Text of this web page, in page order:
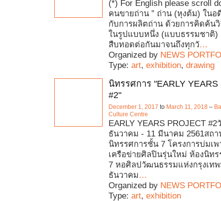
(*) For English please scroll
คนขายถ่าน ” ถ่าน (หุงต้ม) ในอ
กับการผลิตถ่าน ด้วยการคิดค้นวิ
ในรูปแบบหนึ่ง (แบบธรรมชาติ)
สืบทอดต่อกันมาจนถึงทุกวั…
Organized by NEWS
Type: art, exhibition, drawing
นิทรรศการ "EARLY YEARS
#2"
December 1, 2017 to March 11, 2018 –
Culture Centre
EARLY YEARS PROJECT #2
ธันวาคม - 11 มีนาคม 2561สถ
นิทรรศการชั้น 7 โครงการบ่มเพ
เครือข่ายศิลปินรุ่นใหม่ ห้องนิท
7 หอศิลปวัฒนธรรมแห่งกรุงเท
ธันวาคม…
Organized by NEWS
Type: art, exhibition